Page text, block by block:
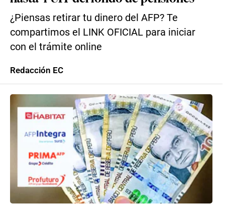
¿Piensas retirar tu dinero del AFP? Te
compartimos el LINK OFICIAL para iniciar
con el trámite online
Redacción EC